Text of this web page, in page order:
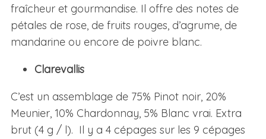
fraîcheur et gourmandise. Il offre des notes de
pétales de rose, de fruits rouges, d’agrume, de
mandarine ou encore de poivre blanc.
Clarevallis
C’est un assemblage de 75% Pinot noir, 20%
Meunier, 10% Chardonnay, 5% Blanc vrai. Extra
brut (4 g / l). Il y a 4 cépages sur les 9 cépages